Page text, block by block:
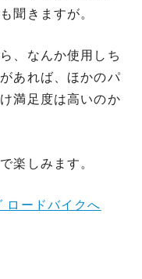
聞きますが。
、なんか使用しち
あれば、ほかのパ
満足度は高いのか
楽しみます。